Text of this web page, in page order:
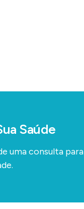
Saúde
uma consulta